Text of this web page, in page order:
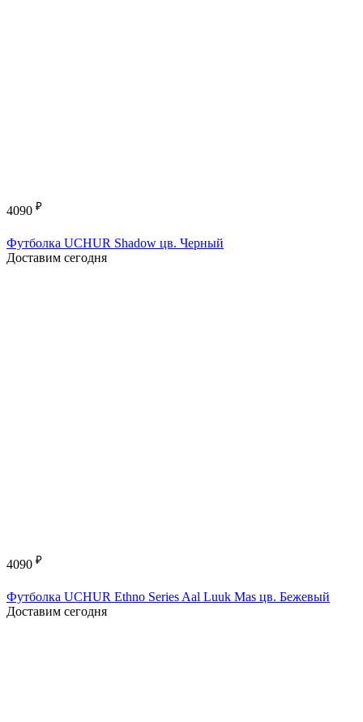
4090 ₽
Футболка UCHUR Shadow цв. Черный
Доставим сегодня
4090 ₽
Футболка UCHUR Ethno Series Aal Luuk Mas цв. Бежевый
Доставим сегодня